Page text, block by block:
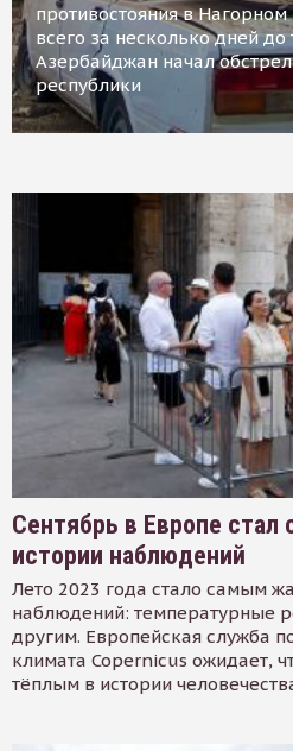
противостояния в
всего за несколько дней до
Азербайджан начал
республики
Сентябрь в Европе
истории наблюдений
Лето 2023 года стало самым
наблюдений: температурные
другим. Европейская служба
климата Copernicus ожидает,
тёплым в истории